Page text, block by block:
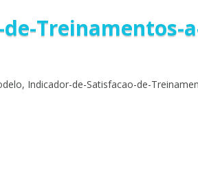
Treinamentos-
Indicador-de-Satisfacao-de-